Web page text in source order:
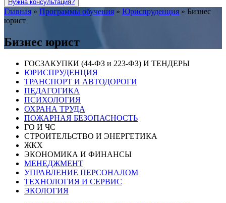
Нужна консультация?
Главная » Программы обучения » Юриспруденция » Бизнес
юрист
Бизнес юрист
ГОСЗАКУПКИ (44-ФЗ и 223-ФЗ) И ТЕНДЕРЫ
ЮРИСПРУДЕНЦИЯ
ТРАНСПОРТ И АВТОДОРОГИ
ПЕДАГОГИКА
ПСИХОЛОГИЯ
ОХРАНА ТРУДА
ПОЖАРНАЯ БЕЗОПАСНОСТЬ
ГО И ЧС
СТРОИТЕЛЬСТВО И ЭНЕРГЕТИКА
ЖКХ
ЭКОНОМИКА И ФИНАНСЫ
МЕНЕДЖМЕНТ
УПРАВЛЕНИЕ ПЕРСОНАЛОМ
ТЕХНОЛОГИЯ И СЕРВИС
ЭКОЛОГИЯ